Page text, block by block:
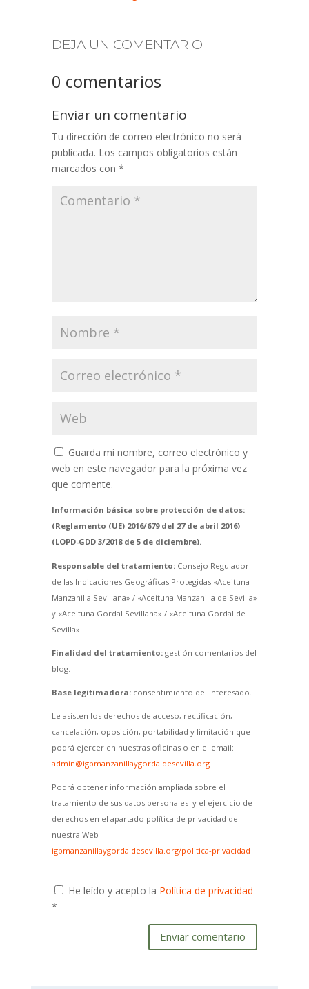
DEJA UN COMENTARIO
0 comentarios
Enviar un comentario
Tu dirección de correo electrónico no será
publicada. Los campos obligatorios están
marcados con *
Guarda mi nombre, correo electrónico y
web en este navegador para la próxima vez
que comente.
Información básica sobre protección de datos:
(Reglamento (UE) 2016/679 del 27 de abril 2016)
(LOPD-GDD 3/2018 de 5 de diciembre).
Responsable del tratamiento:Consejo Regulador
de las Indicaciones Geográficas Protegidas «Aceituna
Manzanilla Sevillana» / «Aceituna Manzanilla de Sevilla»
y «Aceituna Gordal Sevillana» / «Aceituna Gordal de
Sevilla».
Finalidad del tratamiento:gestión comentarios del
blog.
Base legitimadora:consentimiento del interesado.
Le asisten los derechos de acceso, rectificación,
cancelación, oposición, portabilidad y limitación que
podrá ejercer en nuestras oficinas o en el email:
admin@igpmanzanillaygordaldesevilla.org
Podrá obtener información ampliada sobre el
tratamiento de sus datos personales y el ejercicio de
derechos en el apartado política de privacidad de
nuestra Web
igpmanzanillaygordaldesevilla.org/politica-privacidad
He leído y acepto la Política de privacidad
*
Enviar comentario